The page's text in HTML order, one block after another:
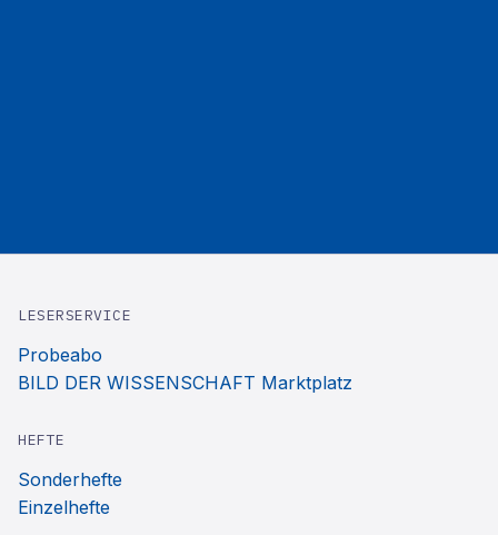
LESERSERVICE
Probeabo
BILD DER WISSENSCHAFT Marktplatz
HEFTE
Sonderhefte
Einzelhefte